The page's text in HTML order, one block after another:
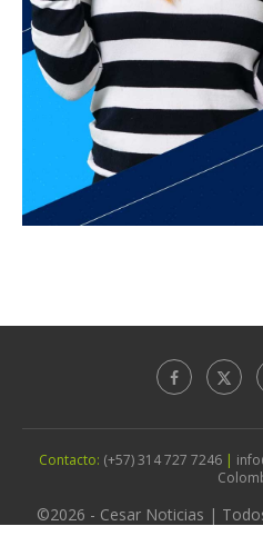
Contacto: (+57) 314 727 7246
©2026 - Cesar Noticias |